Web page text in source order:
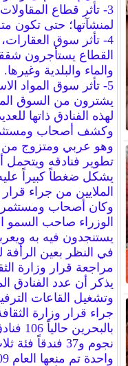
3- تأثر قطاع
لمنشآتها؛ حتى تكون
4- تأثر سوق
القطاع يستأجرون
والماء والبلدية وغيرها.
5- تأثر سوق المواد
يشترون من السوق
لهذه الفنادق ذاتها
وكشف أصحاب
وهو عربي ومتزوج من
يشكل ضغطاً كبيراً
الملايين من جراء قرار
وكان أصحاب
الوزراء صاحب السمو
يستنجدون فيه به
في النظر بعين
مراجعة قرار وزارة الثقافة
يذكر أن عدد الفنادق
جراء قرار وزارة
واحدة تم منعها العام 2009.